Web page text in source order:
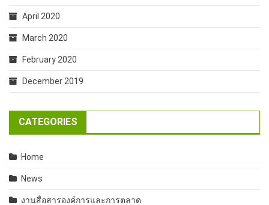
April 2020
March 2020
February 2020
December 2019
CATEGORIES
Home
News
งานสื่อสารองค์การและการตลาด